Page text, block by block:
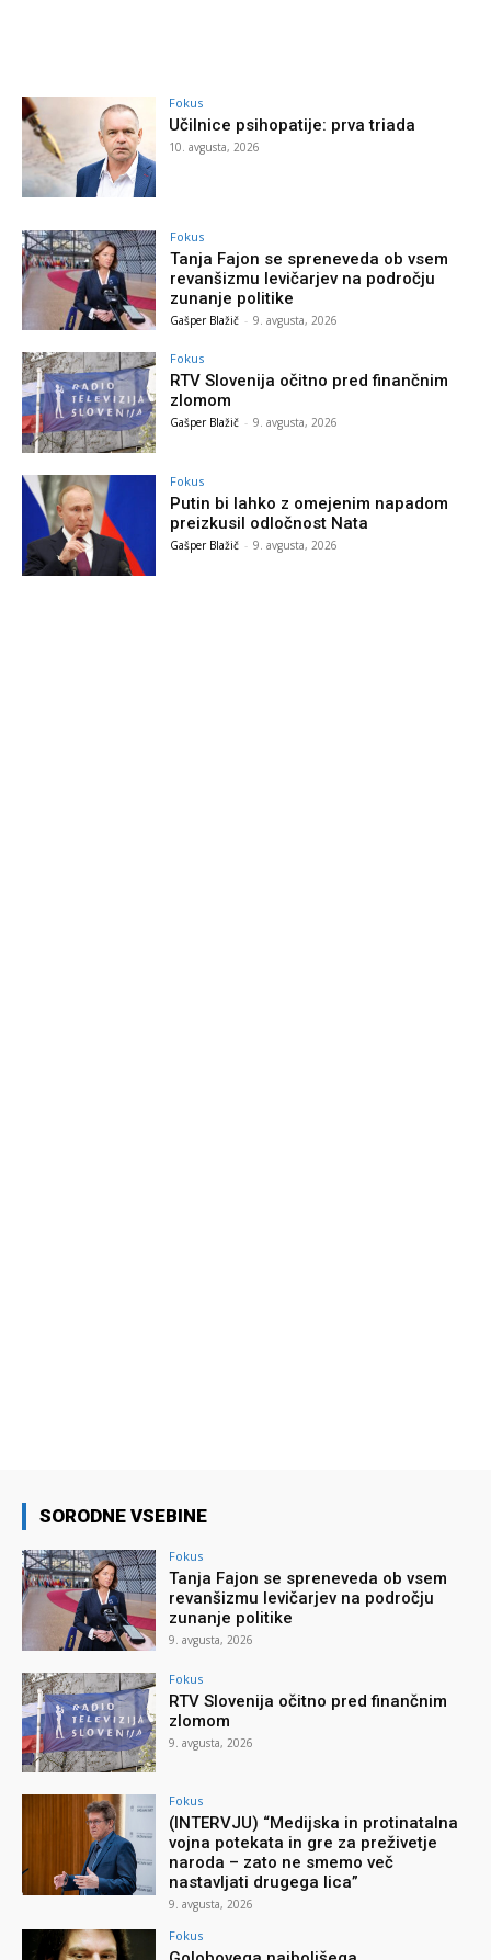
Fokus
Učilnice psihopatije: prva triada
10. avgusta, 2026
Fokus
Tanja Fajon se spreneveda ob vsem
revanšizmu levičarjev na področju
zunanje politike
Gašper Blažič - 9. avgusta, 2026
Fokus
RTV Slovenija očitno pred finančnim
zlomom
Gašper Blažič - 9. avgusta, 2026
Fokus
Putin bi lahko z omejenim napadom
preizkusil odločnost Nata
Gašper Blažič - 9. avgusta, 2026
SORODNE VSEBINE
Fokus
Tanja Fajon se spreneveda ob vsem
revanšizmu levičarjev na področju
zunanje politike
9. avgusta, 2026
Fokus
RTV Slovenija očitno pred finančnim
zlomom
9. avgusta, 2026
Fokus
(INTERVJU) “Medijska in protinatalna
vojna potekata in gre za preživetje
naroda – zato ne smemo več
nastavljati drugega lica”
9. avgusta, 2026
Fokus